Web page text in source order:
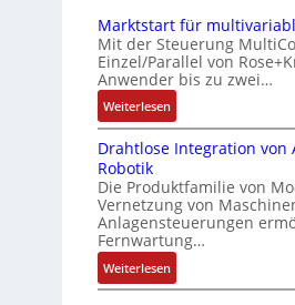
n
d
Z
u
t
a
n
d
s
e
r
t
o
s
t
i
s
n
s
o
r
-
I
n
e
g
r
t
C
6
2
4
4
3
-
e
r
t
Marktstart für
Mit der Steuerung
Einzel/Parallel von
Anwender bis zu zwei…
Weiterlesen:
M
a
k
t
s
t
a
r
Drahtlose Integration von
Robotik
Die Produktfamilie von
Vernetzung von
Anlagensteuerungen
Fernwartung…
Weiterlesen:
D